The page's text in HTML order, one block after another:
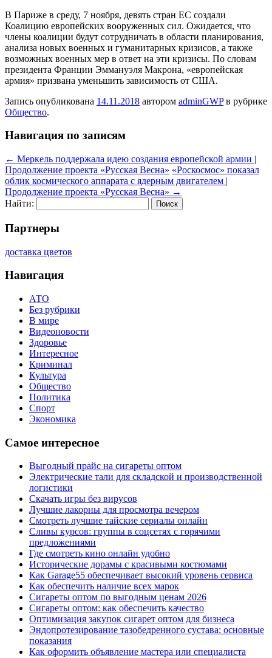
В Париже в среду, 7 ноября, девять стран ЕС создали
Коалицию европейских вооруженных сил. Ожидается, что
члены коалиции будут сотрудничать в области планирования,
анализа новых военных и гуманитарных кризисов, а также
возможных военных мер в ответ на эти кризисы. По словам
президента Франции Эммануэля Макрона, «европейская
армия» призвана уменьшить зависимость от США.
Запись опубликована 14.11.2018 автором adminGWPв рубрике
Общество.
Навигация по записям
← Меркель поддержала идею создания европейской армии |
Продолжение проекта «Русская Весна» «Роскосмос» показал
облик космического аппарата с ядерным двигателем |
Продолжение проекта «Русская Весна» →
Найти:
Партнеры
доставка цветов
Навигация
АТО
Без рубрики
В мире
Видеоновости
Здоровье
Интересное
Криминал
Культура
Общество
Политика
Спорт
Экономика
Самое интересное
Выгодный прайс на сигареты оптом
Электрические тали для складской и производственной
логистики
Скачать игры без вирусов
Лучшие лакорны для просмотра вечером
Смотреть лучшие тайские сериалы онлайн
Сливы курсов: группы в соцсетях с горячими
предложениями
Где смотреть кино онлайн удобно
Исторические дорамы с красивыми костюмами
Как Garage55 обеспечивает высокий уровень сервиса
Как обеспечить наличие всех марок
Сигареты оптом по выгодным ценам 2026
Сигареты оптом: как обеспечить качество
Оптимизация закупок сигарет оптом для бизнеса
Эндопротезирование тазобедренного сустава: основные
показания
Как оформить объявление мастера или специалиста